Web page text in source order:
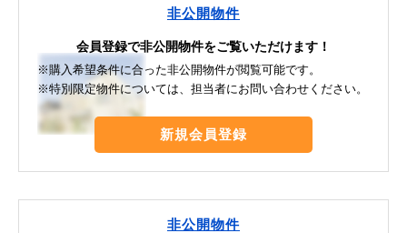
非公開物件
会員登録で非公開物件をご覧いただけます！
※購入希望条件に合った非公開物件が閲覧可能です。
※特別限定物件については、担当者にお問い合わせください。
新規会員登録
非公開物件